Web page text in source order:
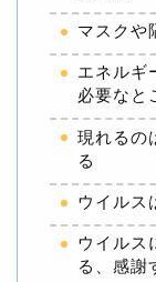
マスクや
エネルギ
必要なと
現れるの
る
ウイルス
ウイルス
る、感謝